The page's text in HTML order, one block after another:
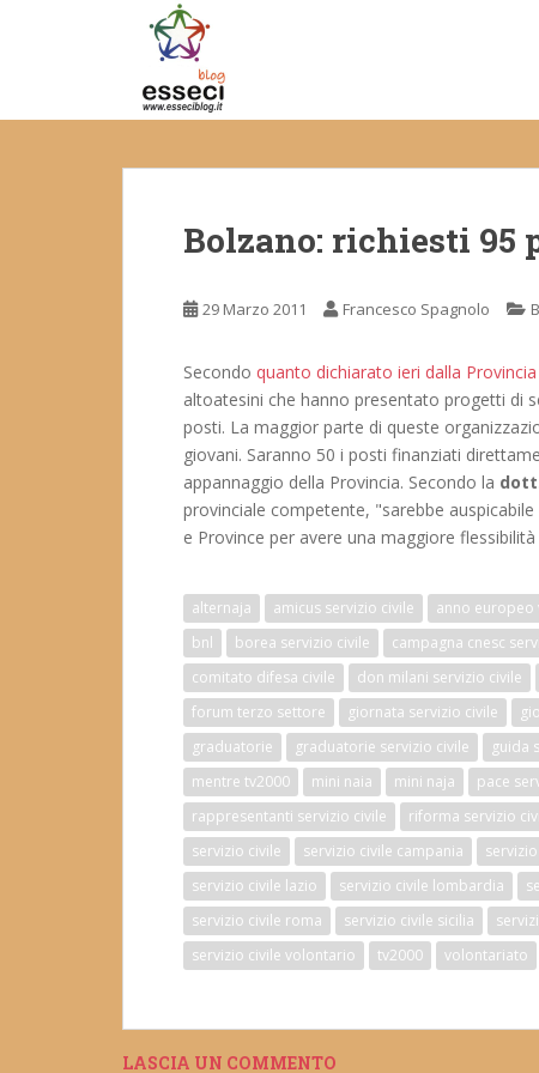
t
Bolzano: richiesti
29 Marzo 2011 Francesco Spagnolo
Secondo quanto dichiarato ieri dalla
altoatesini che hanno presentato progetti di
posti. La maggior parte di queste
giovani. Saranno 50 i posti finanziati
appannaggio della Provincia. Secondo la
provinciale competente, "sarebbe
e Province per avere una maggiore
alternaja amicus servizio civile anno
bnl
borea servizio civile campagna cnesc
comitato difesa civile
don milani servizio civile
forum terzo settore
giornata servizio civile
graduatorie
graduatorie servizio civile guida
mentre tv2000
mini naia mini naja pace
rappresentanti servizio civile
riforma servizio
servizio civile
servizio civile campania
servizio civile lazio
servizio civile lombardia
servizio civile roma
servizio civile sicilia
servizio civile volontario
tv2000 volontariato
LASCIA UN COMMENTO